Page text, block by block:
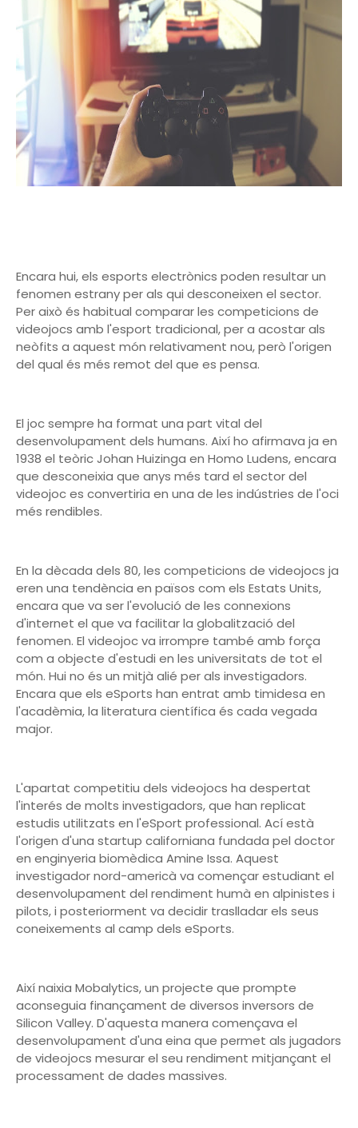
Encara hui, els esports electrònics poden resultar un
fenomen estrany per als qui desconeixen el sector.
Per això és habitual comparar les competicions de
videojocs amb l'esport tradicional, per a acostar als
neòfits a aquest món relativament nou, però l'origen
del qual és més remot del que es pensa.
El joc sempre ha format una part vital del
desenvolupament dels humans. Així ho afirmava ja en
1938 el teòric Johan Huizinga en Homo Ludens, encara
que desconeixia que anys més tard el sector del
videojoc es convertiria en una de les indústries de l'oci
més rendibles.
En la dècada dels 80, les competicions de videojocs ja
eren una tendència en països com els Estats Units,
encara que va ser l'evolució de les connexions
d'internet el que va facilitar la globalització del
fenomen. El videojoc va irrompre també amb força
com a objecte d'estudi en les universitats de tot el
món. Hui no és un mitjà alié per als investigadors.
Encara que els eSports han entrat amb timidesa en
l'acadèmia, la literatura científica és cada vegada
major.
L'apartat competitiu dels videojocs ha despertat
l'interés de molts investigadors, que han replicat
estudis utilitzats en l'eSport professional. Ací està
l'origen d'una startup californiana fundada pel doctor
en enginyeria biomèdica Amine Issa. Aquest
investigador nord-americà va començar estudiant el
desenvolupament del rendiment humà en alpinistes i
pilots, i posteriorment va decidir traslladar els seus
coneixements al camp dels eSports.
Així naixia Mobalytics, un projecte que prompte
aconseguia finançament de diversos inversors de
Silicon Valley. D'aquesta manera començava el
desenvolupament d'una eina que permet als jugadors
de videojocs mesurar el seu rendiment mitjançant el
processament de dades massives.